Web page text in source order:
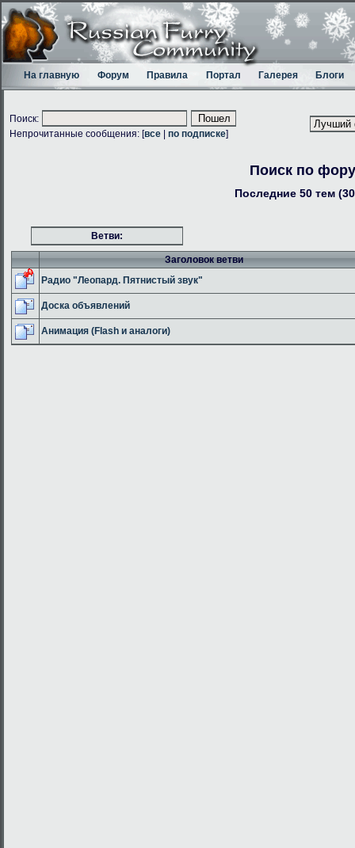
На главную Форум Правила Портал Галерея Блоги
Поиск:
Непрочитанные сообщения: [все по подписке]
Поиск по
Последние 50 тем
Ветви:
Заголовок ветви
Радио "Леопард. Пятнистый звук"
Доска объявлений
Анимация (Flash и аналоги)